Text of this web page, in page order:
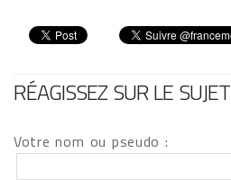
RÉAGISSEZ SUR LE SUJET
Votre nom ou pseudo :